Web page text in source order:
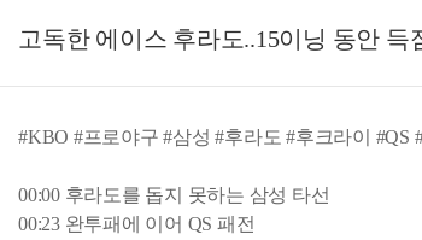
고독한 에이스 후라도..15이닝 동안
#KBO #프로야구 #삼성 #후라도 #후크라이
00:00 후라도를 돕지 못하는 삼성 타선
00:23 완투패에 이어 QS 패전